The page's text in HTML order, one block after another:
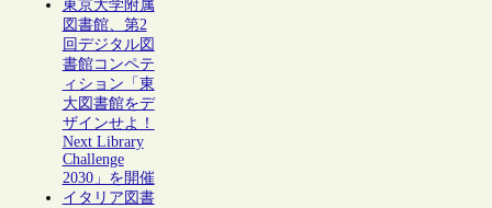
東京大学附属
図書館、第2
回デジタル図
書館コンペテ
ィション「東
大図書館をデ
ザインせよ！
Next Library
Challenge
2030」を開催
イタリア図書